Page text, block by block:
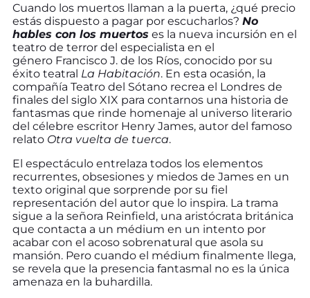
Cuando los muertos llaman a la puerta, ¿qué precio
estás dispuesto a pagar por escucharlos? No
hables con los muertos es la nueva incursión en el
teatro de terror del especialista en el
género Francisco J. de los Ríos, conocido por su
éxito teatral La Habitación. En esta ocasión, la
compañía Teatro del Sótano recrea el Londres de
finales del siglo XIX para contarnos una historia de
fantasmas que rinde homenaje al universo literario
del célebre escritor Henry James, autor del famoso
relato Otra vuelta de tuerca.
El espectáculo entrelaza todos los elementos
recurrentes, obsesiones y miedos de James en un
texto original que sorprende por su fiel
representación del autor que lo inspira. La trama
sigue a la señora Reinfield, una aristócrata británica
que contacta a un médium en un intento por
acabar con el acoso sobrenatural que asola su
mansión. Pero cuando el médium finalmente llega,
se revela que la presencia fantasmal no es la única
amenaza en la buhardilla.